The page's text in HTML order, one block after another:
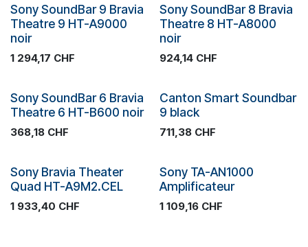
Plus de stock
Sony SoundBar 9 Bravia
Theatre 9 HT-A9000
noir
1 294,17 CHF
Plus de stock
Sony SoundBar 8 Bravia
Theatre 8 HT-A8000
noir
924,14CHF
Plus de stock
Sony SoundBar 6 Bravia
Theatre 6 HT-B600 noir
368,18 CHF Plus de stock
Canton Smart Soundbar
9 black
711,38CHF
Promotion
Sony Bravia Theater
Quad HT-A9M2.CEL
1 933,40 CHF Plus de stock
Sony TA-AN1000
Amplificateur
1 109,16CHF